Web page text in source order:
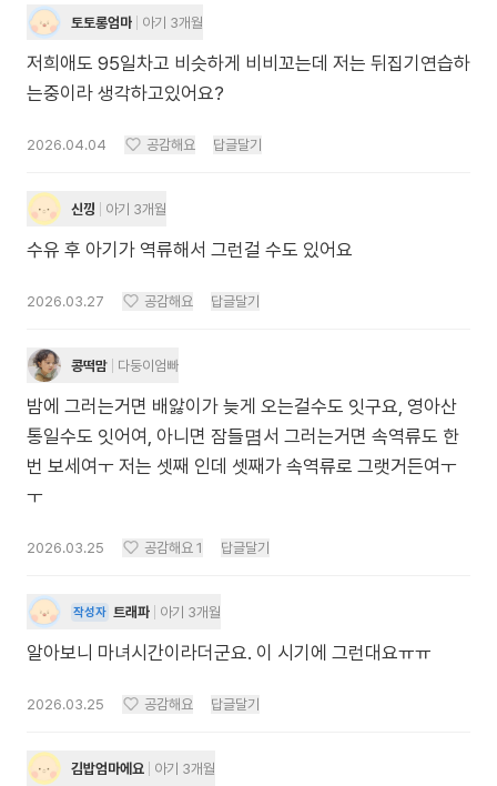
토토롱엄마 아기 3개월
저희애도 95일차고 비슷하게 비비꼬는데 저는 뒤집기연습하
는중이라 생각하고있어요?
2026.04.04 공감해요 답글달기
신낑 아기 3개월
수유 후 아기가 역류해서 그런걸 수도 있어요
2026.03.27 공감해요 답글달기
콩떡맘 다둥이엄빠
밤에 그러는거면 배앓이가 늦게 오는걸수도 잇구요, 영아산
통일수도 잇어여, 아니면 잠들몀서 그러는거면 속역류도 한
번 보세여ㅜ 저는 셋째 인데 셋째가 속역류로 그랫거든여ㅜ
ㅜ
2026.03.25 공감해요 1 답글달기
작성자 트래파 아기 3개월
알아보니 마녀시간이라더군요. 이 시기에 그런대요ㅠㅠ
2026.03.25 공감해요 답글달기
김밥엄마에요 아기 3개월